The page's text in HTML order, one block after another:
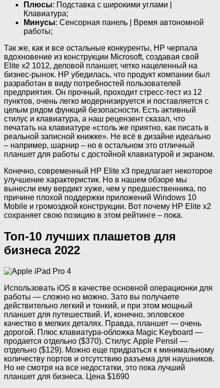
Плюсы: Подставка с широкими углами |
Клавиатура;
Минусы: Сенсорная панель | Время автономной
работы;
Так же, как и все остальные конкуренты, HP черпала
вдохновение из конструкции Microsoft, создавая свой
Elite x2 1012, деловой планшет, четко нацеленный на
бизнес-рынок. HP убедилась, что продукт компании был
разработан в виду потребностей пользователей
предприятия. Он прочный, проходит стресс-тест из 12
пунктов, очень легко модернизируется и поставляется с
целым рядом функций безопасности. Есть активный
стилус и клавиатура, а наш рецензент сказал, что
печатать на клавиатуре «столь же приятно, как писать в
реальной записной книжке». Не всё в дизайне идеально
– например, шарнир – но в остальном это отличный
планшет для работы с достойной клавиатурой и экраном.
Конечно, современный HP Elite x3 предлагает некоторое
улучшение характеристик. Но в нашем обзоре мы
вынесли ему вердикт хуже, чем у предшественника, по
причине плохой поддержки приложений Windows 10
Mobile и громоздкой конструкции. Вот почему HP Elite x2
сохраняет свою позицию в этом рейтинге – пока.
Топ-10 лучших плашетов для
бизнеса 2022
Использовать iOS в качестве основной операционки для
работы — сложно но можно. Зато вы получаете
действительно легкий и тонкий, и при этом мощный
планшет для путешествий. И, конечно, эпловское
качество в мелких деталях. Правда, планшет — очень
дорогой. Плюс клавиатура-обложка Magic Keyboard —
продается отдельно ($370). Стилус Apple Pensil —
отдельно ($129). Можно еще придраться к минимальному
количеству портов и отсутствию разъема для наушников.
Но не смотря на все недостатки, это пока лучший
планшет для бизнеса. Цена $1690